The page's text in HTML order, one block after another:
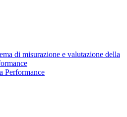
di misurazione e valutazione della
Performance